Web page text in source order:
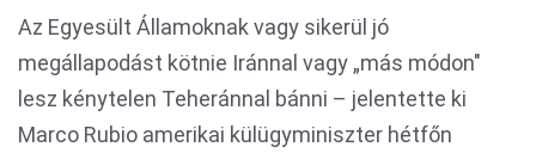
Az Egyesült Államoknak vagy sikerül jó
megállapodást kötnie Iránnal vagy „más módon"
lesz kénytelen Teheránnal bánni – jelentette ki
Marco Rubio amerikai külügyminiszter hétfőn